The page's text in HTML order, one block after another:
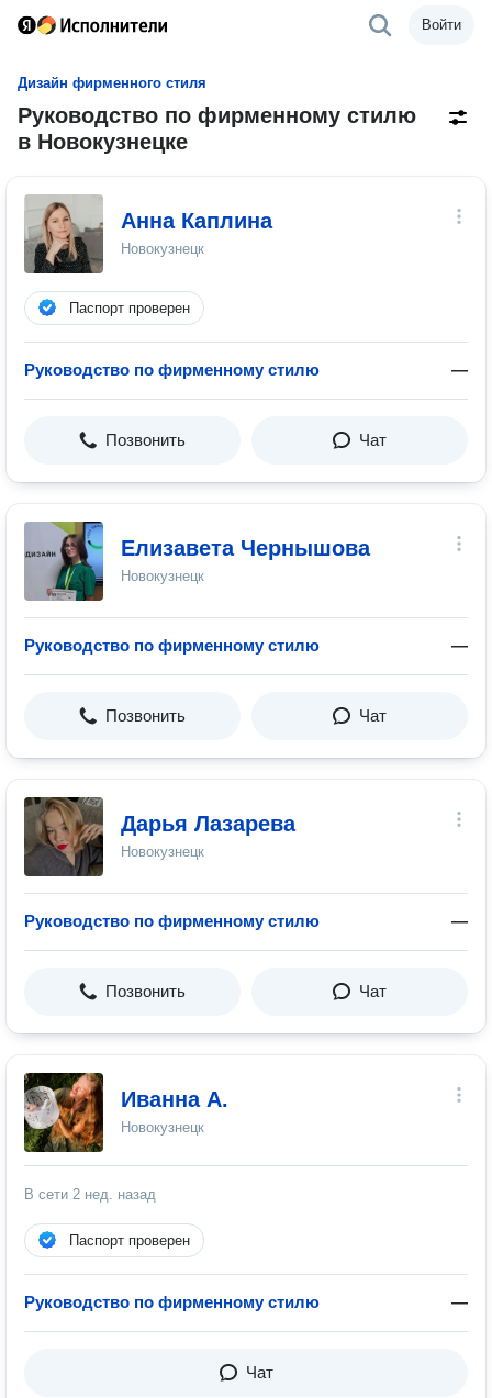
Войти
Дизайн фирменного стиля
Руководство по фирменному стилю
в Новокузнецке
Анна Каплина
Новокузнецк
Паспорт проверен
Руководство по фирменному стилю —
Позвонить Чат
Елизавета Чернышова
Новокузнецк
Руководство по фирменному стилю —
Позвонить Чат
Дарья Лазарева
Новокузнецк
Руководство по фирменному стилю —
Позвонить Чат
Иванна А.
Новокузнецк
В сети 2 нед. назад
Паспорт проверен
Руководство по фирменному стилю —
Чат